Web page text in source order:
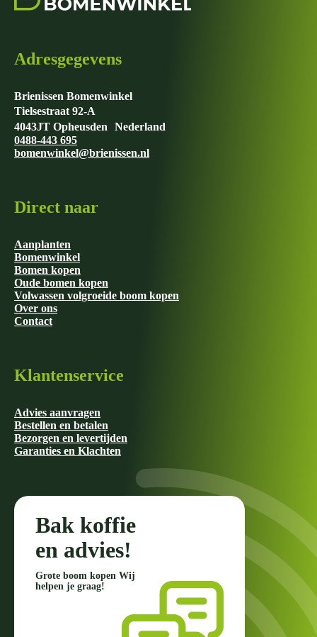
Adresgegevens
Brienissen Bomenwinkel
Tielsestraat 92-A
4043JT Opheusden Nederland
0488-443 695
bomenwinkel@brienissen.nl
Direct naar
Aanplanten
Bomenwinkel
Bomen kopen
Oude bomen kopen
Volwassen volgroeide boom kopen
Over ons
Contact
Klantenservice
Advies aanvragen
Bestellen en betalen
Bezorgen en levertijden
Garanties en Klachten
Bak koffie
en advies!
Grote boom kopen Wij
helpen je graag!